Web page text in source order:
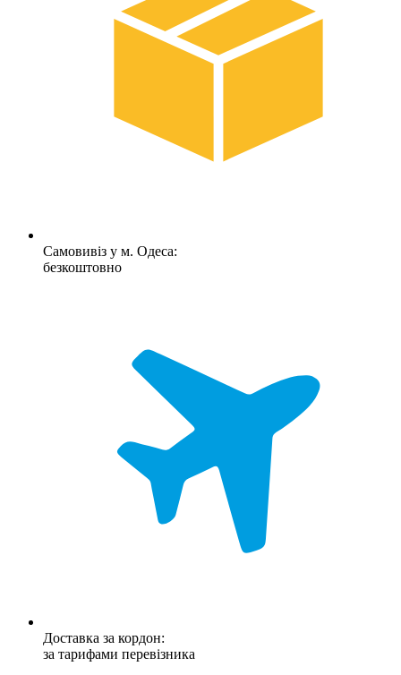
Самовивіз у м. Одеса:
безкоштовно
Доставка за кордон:
за тарифами перевізника